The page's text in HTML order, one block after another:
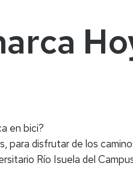
en bici?
disfrutar de los
Río Isuela del